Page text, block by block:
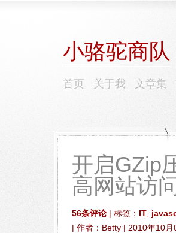
小骆驼商队
首页 关于我 文章集
开启GZip
高网站访
56条评论 | 标签： IT
| 作者：Betty | 2010年10月